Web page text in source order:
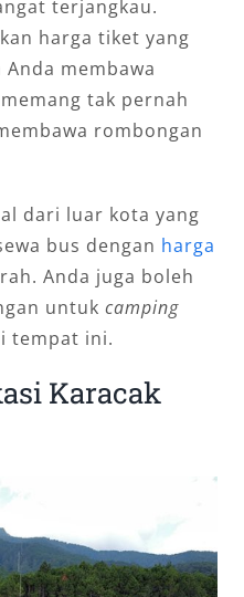
terjangkau.
harga tiket yang
membawa
tak pernah
rombongan
dari luar kota yang
bus dengan harga
Anda juga boleh
untuk camping
tempat ini.
Karacak